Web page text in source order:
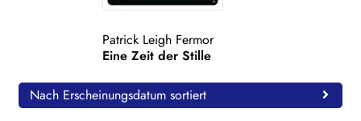
Search:
Patrick Leigh Fermor
Eine Zeit der Stille
Nach Erscheinungsdatum sortiert